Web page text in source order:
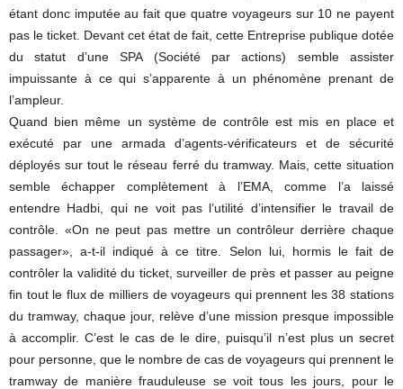
étant donc imputée au fait que quatre voyageurs sur 10 ne payent
pas le ticket. Devant cet état de fait, cette Entreprise publique dotée
du statut d’une SPA (Société par actions) semble assister
impuissante à ce qui s’apparente à un phénomène prenant de
l’ampleur.
Quand bien même un système de contrôle est mis en place et
exécuté par une armada d’agents-vérificateurs et de sécurité
déployés sur tout le réseau ferré du tramway. Mais, cette situation
semble échapper complètement à l’EMA, comme l’a laissé
entendre Hadbi, qui ne voit pas l’utilité d’intensifier le travail de
contrôle. «On ne peut pas mettre un contrôleur derrière chaque
passager», a-t-il indiqué à ce titre. Selon lui, hormis le fait de
contrôler la validité du ticket, surveiller de près et passer au peigne
fin tout le flux de milliers de voyageurs qui prennent les 38 stations
du tramway, chaque jour, relève d’une mission presque impossible
à accomplir. C’est le cas de le dire, puisqu’il n’est plus un secret
pour personne, que le nombre de cas de voyageurs qui prennent le
tramway de manière frauduleuse se voit tous les jours, pour le